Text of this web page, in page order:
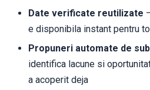
Date verificate reutilizate
e disponibila instant pentru
Propuneri automate de
identifica lacune si
a acoperit deja